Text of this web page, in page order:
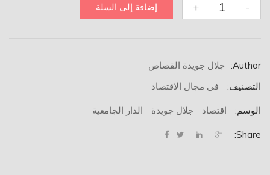
+
اقتصاديات
- إضافة إلى السلة
Author:
جلال جويدة القصاص
التصنيف:
فى مجال الاقتصاد
الوسم: اقتصاد - جلال جويدة - الدار الجامعية
Share: